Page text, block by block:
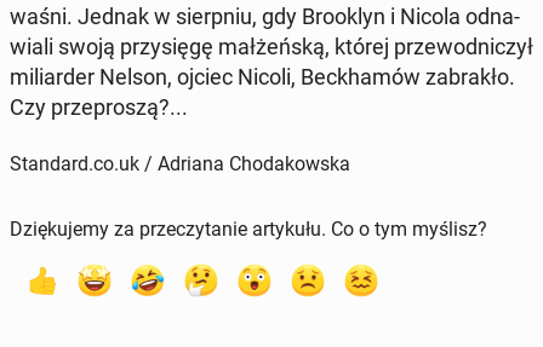
waśni. Jednak w sierp­niu, gdy Bro­oklyn i Nicola od­na­
wia­li swoją przy­się­gę mał­żeń­ską, której prze­wod­ni­czył
mi­liar­der Nelson, ojciec Nicoli, Bec­kha­mów za­bra­kło.
Czy prze­pro­szą?...
Standard.co.uk / Adriana Chodakowska
Dziękujemy za przeczytanie artykułu. Co o tym myślisz?